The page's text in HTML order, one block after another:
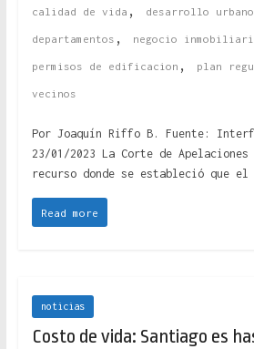
calidad de vida , desarrollo urbano
departamentos , negocio
permisos de edificacion , plan
vecinos
Por Joaquín Riffo B. Fuente:
23/01/2023 La Corte de Apelaciones
recurso donde se estableció que
Read more
noticias
Costo de vida: Santiago es